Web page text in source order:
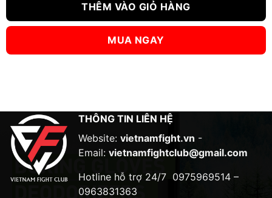
THÊM VÀO GIỎ HÀNG
MUA NGAY
THÔNG TIN LIÊN HỆ
Website: vietnamfight.vn -
Email: vietnamfightclub@gmail.com
Hotline hỗ trợ 24/7 0975969514 –
0963831363